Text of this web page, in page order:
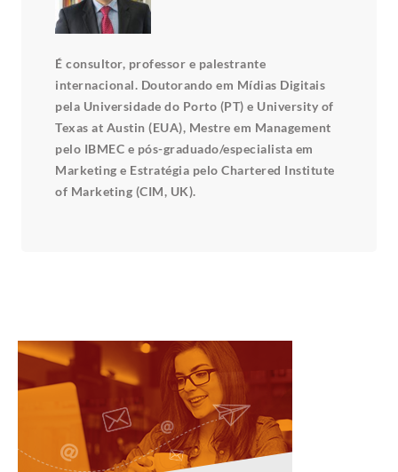
É consultor, professor e palestrante
internacional. Doutorando em Mídias Digitais
pela Universidade do Porto (PT) e University of
Texas at Austin (EUA), Mestre em Management
pelo IBMEC e pós-graduado/especialista em
Marketing e Estratégia pelo Chartered Institute
of Marketing (CIM, UK).